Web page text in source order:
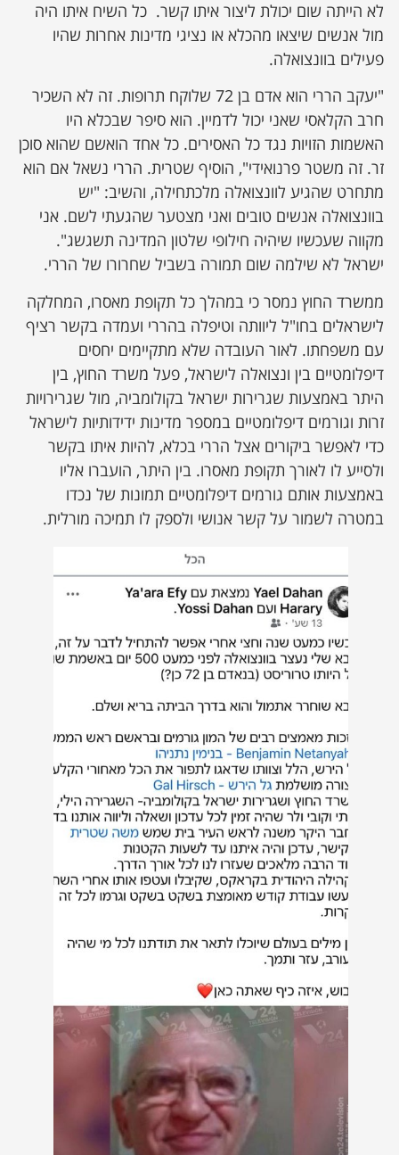
לא הייתה שום יכולת ליצור איתו קשר. כל השיח איתו היה
מול אנשים שיצאו מהכלא או נציגי מדינות אחרות שהיו
פעילים בוונצואלה.
"יעקב הררי הוא אדם בן 72 שלוקח תרופות. זה לא השכיר
חרב הקלאסי שאני יכול לדמיין. הוא סיפר שבכלא היו
האשמות הזויות נגד כל האסירים. כל אחד הואשם שהוא סוכן
זר. זה משטר פרנואידי", הוסיף שטרית. הררי נשאל אם הוא
מתחרט שהגיע לוונצואלה מלכתחילה, והשיב: "יש
בוונצואלה אנשים טובים ואני מצטער שהגעתי לשם. אני
מקווה שעכשיו שיהיה חילופי שלטון המדינה תשגשג".
ישראל לא שילמה שום תמורה בשביל שחרורו של הררי.
ממשרד החוץ נמסר כי במהלך כל תקופת מאסרו, המחלקה
לישראלים בחו"ל ליוותה וטיפלה בהררי ועמדה בקשר רציף
עם משפחתו. לאור העובדה שלא מתקיימים יחסים
דיפלומטיים בין ונצואלה לישראל, פעל משרד החוץ, בין
היתר באמצעות שגרירות ישראל בקולומביה, מול שגרירויות
זרות וגורמים דיפלומטיים במספר מדינות ידידותיות לישראל
כדי לאפשר ביקורים אצל הררי בכלא, להיות איתו בקשר
ולסייע לו לאורך תקופת מאסרו. בין היתר, הועברו אליו
באמצעות אותם גורמים דיפלומטיים תמונות של נכדו
במטרה לשמור על קשר אנושי ולספק לו תמיכה מורלית.